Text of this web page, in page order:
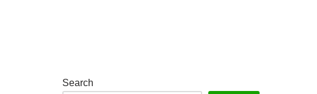
Search